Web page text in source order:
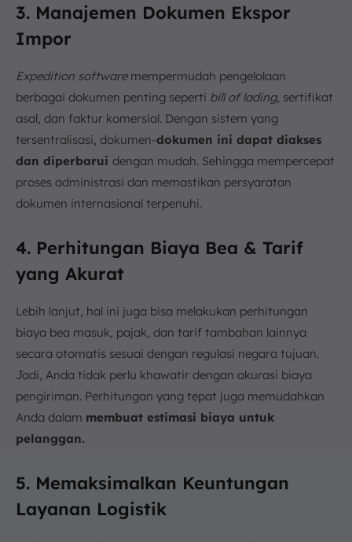
3. Manajemen Dokumen Ekspor
Impor
Expedition softwaremempermudah pengelolaan
berbagai dokumen penting seperti bill of lading, sertifikat
asal, dan faktur komersial. Dengan sistem yang
tersentralisasi, dokumen-dokumen ini dapat diakses
dan diperbarui dengan mudah. Sehingga mempercepat
proses administrasi dan memastikan persyaratan
dokumen internasional terpenuhi.
4. Perhitungan Biaya Bea & Tarif
yang Akurat
Lebih lanjut, hal ini juga bisa melakukan perhitungan
biaya bea masuk, pajak, dan tarif tambahan lainnya
secara otomatis sesuai dengan regulasi negara tujuan.
Jadi, Anda tidak perlu khawatir dengan akurasi biaya
pengiriman. Perhitungan yang tepat juga memudahkan
Anda dalam membuat estimasi biaya untuk
pelanggan.
5. Memaksimalkan Keuntungan
Layanan Logistik